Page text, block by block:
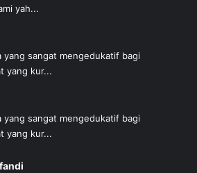
yah...
yang sangat mengedukatif bagi
yang kur...
yang sangat mengedukatif bagi
yang kur...